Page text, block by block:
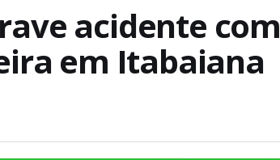
acidente com
em Itabaiana